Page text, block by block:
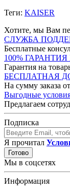
Теги: KAISER
Хотите, мы Вам
СЛУЖБА
Бесплатные
100%
Гарантия на
БЕСПЛАТНАЯ
На сумму заказа
Выгодные
Предлагаем
Подписка
Я прочитал
Готово
Мы в соцсетях
Информация